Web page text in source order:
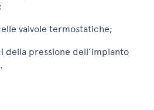
valvole termostatiche;
pressione dell’impianto